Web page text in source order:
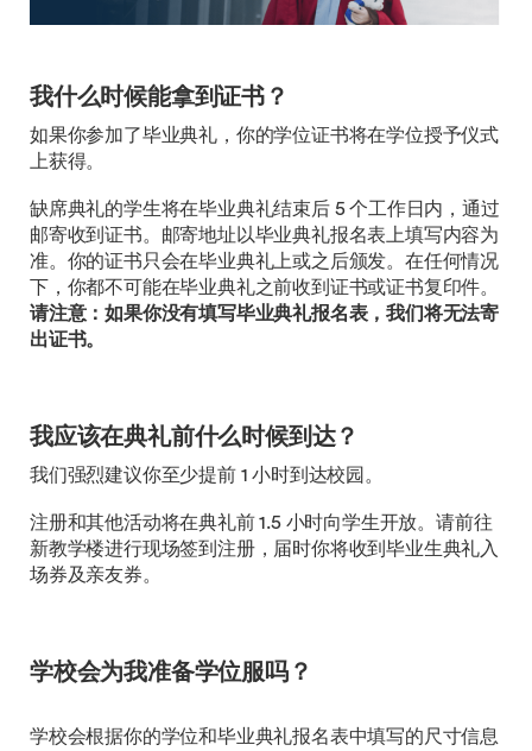
我什么时候能拿到证书？
如果你参加了毕业典礼，你的学位证书将在学位授予仪式
上获得。
缺席典礼的学生将在毕业典礼结束后 5 个工作日内，通过
邮寄收到证书。邮寄地址以毕业典礼报名表上填写内容为
准。你的证书只会在毕业典礼上或之后颁发。在任何情况
下，你都不可能在毕业典礼之前收到证书或证书复印件。
请注意：如果你没有填写毕业典礼报名表，我们将无法寄
出证书。
我应该在典礼前什么时候到达？
我们强烈建议你至少提前 1 小时到达校园。
注册和其他活动将在典礼前 1.5 小时向学生开放。请前往
新教学楼进行现场签到注册，届时你将收到毕业生典礼入
场券及亲友券。
学校会为我准备学位服吗？
学校会根据你的学位和毕业典礼报名表中填写的尺寸信息